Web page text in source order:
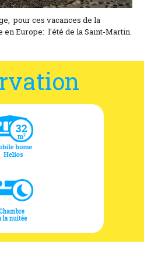
pour ces vacances de la
en Europe: l'été de la Saint-Martin.